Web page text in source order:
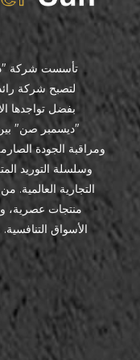
لتصبح شركة
بفضل تواجدها
"ديسمبر صن" بين
وسلسلة التوريد
التجارية العالمية.
منتجات عصرية،
الأسواق